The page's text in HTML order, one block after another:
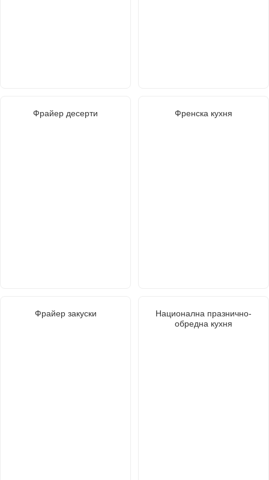
Фрайер десерти Френска кухня
Фрайер закуски
Национална празнично-
обредна кухня